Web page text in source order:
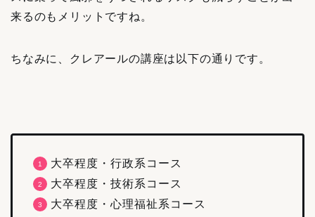
来るのもメリットですね。
ちなみに、クレアールの講座は以下の通りです。
大卒程度・行政系コース
大卒程度・技術系コース
大卒程度・心理福祉系コース